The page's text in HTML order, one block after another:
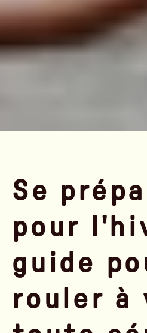
Se
pour
guide
rouler à